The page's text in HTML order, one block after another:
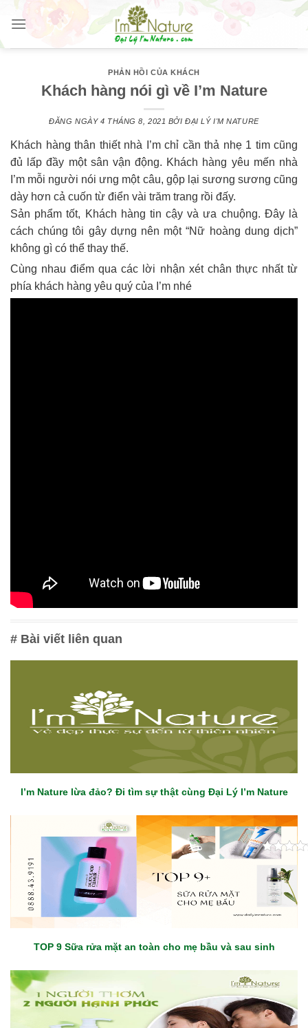
Skip
content
PHẢN HỒI CỦA KHÁCH
Khách hàng nói gì về I’m Nature
ĐĂNG NGÀY 4 THÁNG 8, 2021 BỞIĐẠI LÝ I'M NATURE
Khách hàng thân thiết nhà I’m chỉ cần thả nhẹ 1 tim cũng
đủ lấp đầy một sân vận động. Khách hàng yêu mến nhà
I’m mỗi người nói ưng một câu, gộp lại sương sương cũng
dày hơn cả cuốn từ điển vài trăm trang rồi đấy.
Sản phẩm tốt, Khách hàng tin cậy và ưa chuộng. Đây là
cách chúng tôi gây dựng nên một “Nữ hoàng dung dịch”
không gì có thể thay thế.
Cùng nhau điểm qua các lời nhận xét chân thực nhất từ
phía khách hàng yêu quý của I’m nhé
# Bài viết liên quan
I’m Nature lừa đảo? Đi tìm sự thật cùng Đại Lý I’m Nature
TOP 9 Sữa rửa mặt an toàn cho mẹ bầu và sau sinh